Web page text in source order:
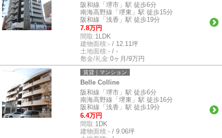
阪和線「堺市」駅 徒歩6分
南海高野線「堺東」駅 徒歩15分
阪和線「浅香」駅 徒歩19分
7.8万円
間取:1LDK
建物面積:- / 12.11坪
土地面積:- / -
敷金/礼金:0ヶ月/9万円
賃貸｜マンション
Belle Colline
阪和線「堺市」駅 徒歩6分
南海高野線「堺東」駅 徒歩16分
阪和線「浅香」駅 徒歩19分
6.4万円
間取:1DK
建物面積:- / 9.06坪